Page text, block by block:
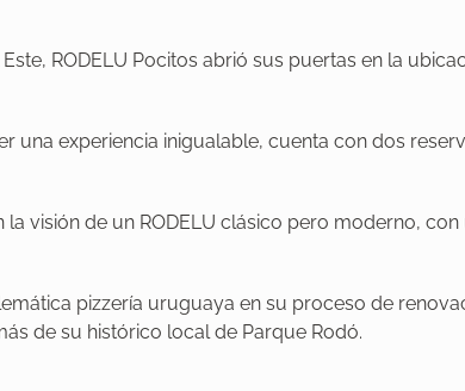
RODELU Pocitos abrió sus puertas en la
una experiencia inigualable, cuenta con dos
visión de un RODELU clásico pero moderno, con
pizzería uruguaya en su proceso de
de su histórico local de Parque Rodó.